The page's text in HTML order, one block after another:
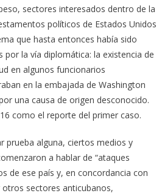
sectores interesados dentro de la
políticos de Estados Unidos
que hasta entonces había sido
la vía diplomática: la existencia de
en algunos funcionarios
en la embajada de Washington
una causa de origen desconocido.
como el reporte del primer caso.
prueba alguna, ciertos medios y
a hablar de “ataques
de ese país y, en concordancia con
sectores anticubanos,